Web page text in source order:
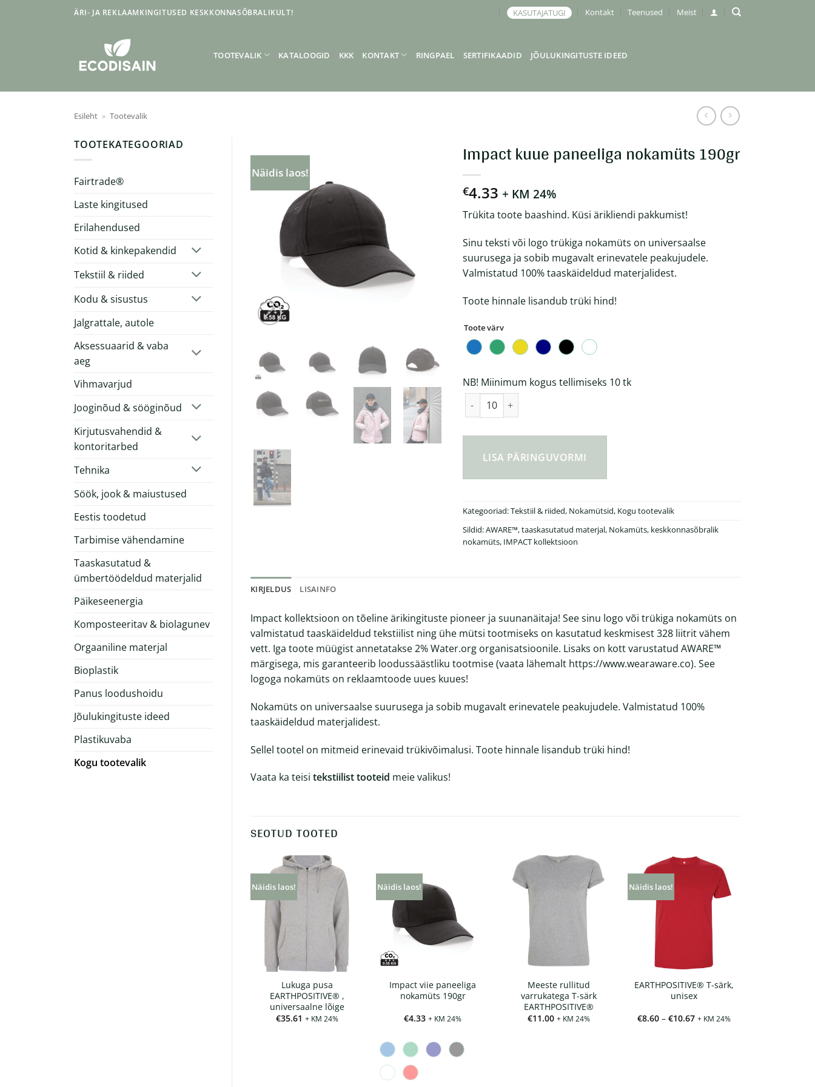
ÄRI- JA REKLAAMKINGITUSED KESKKONNASÕBRALIKULT! KASUTAJATUGI Kontakt Teenused Meist
TOOTEVALIK KATALOOGID KKK KONTAKT RINGPAEL SERTIFIKAADID JÕULUKINGITUSTE IDEED
Esileht » Tootevalik
TOOTEKATEGOORIAD
Fairtrade®
Laste kingitused
Erilahendused
Kotid & kinkepakendid
Tekstiil & riided
Kodu & sisustus
Jalgrattale, autole
Aksessuaarid & vaba
aeg
Vihmavarjud
Jooginõud & sööginõud
Kirjutusvahendid &
kontoritarbed
Tehnika
Söök, jook & maiustused
Eestis toodetud
Tarbimise vähendamine
Taaskasutatud &
ümbertöödeldud materjalid
Päikeseenergia
Komposteeritav & biolagunev
Orgaaniline materjal
Bioplastik
Panus loodushoidu
Jõulukingituste ideed
Plastikuvaba
Kogu tootevalik
Näidis laos!
Impact kuue paneeliga nokamüts 190gr
€4.33 + KM 24%
Trükita toote baashind. Küsi ärikliendi pakkumist!
Sinu teksti või logo trükiga nokamüts on universaalse
suurusega ja sobib mugavalt erinevatele peakujudele.
Valmistatud 100% taaskäideldud materjalidest.
Toote hinnale lisandub trüki hind!
Toote värv
NB! Miinimum kogus tellimiseks 10 tk
LISA PÄRINGUVORMI
Kategooriad:Tekstiil & riided, Nokamütsid, Kogu tootevalik
Sildid:AWARE™,taaskasutatud materjal, Nokamüts, keskkonnasõbralik
nokamüts, IMPACT kollektsioon
KIRJELDUS LISAINFO
Impact kollektsioon on tõeline ärikingituste pioneer ja suunanäitaja! See sinu logo või trükiga nokamüts on
valmistatud taaskäideldud tekstiilist ning ühe mütsi tootmiseks on kasutatud keskmisest 328 liitrit vähem
vett. Iga toote müügist annetatakse 2% Water.org organisatsioonile. Lisaks on kott varustatud AWARE™
märgisega, mis garanteerib loodussäästliku tootmise (vaata lähemalt https://www.wearaware.co). See
logoga nokamüts on reklaamtoode uues kuues!
Nokamüts on universaalse suurusega ja sobib mugavalt erinevatele peakujudele. Valmistatud 100%
taaskäideldud materjalidest.
Sellel tootel on mitmeid erinevaid trükivõimalusi. Toote hinnale lisandub trüki hind!
Vaata ka teisi tekstiilist tooteid meie valikus!
SEOTUD TOOTED
Näidis laos!
Lukuga pusa
EARTHPOSITIVE® ,
universaalne lõige
€35.61 + KM 24%
Näidis laos!
Impact viie paneeliga
nokamüts 190gr
€4.33 + KM 24%
Meeste rullitud
varrukatega T-särk
EARTHPOSITIVE®
€11.00 + KM 24%
Näidis laos!
EARTHPOSITIVE® T-särk,
unisex
€8.60 – €10.67Hinnavahemik:
+ KM 24%